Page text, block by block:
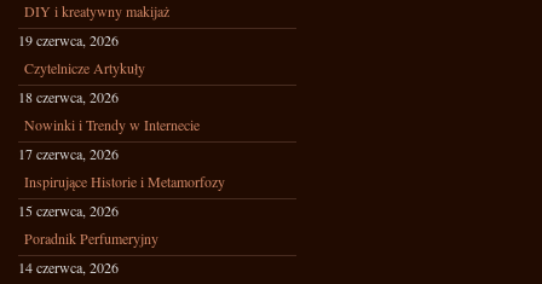
DIY i kreatywny makijaż
19 czerwca, 2026
Czytelnicze Artykuły
18 czerwca, 2026
Nowinki i Trendy w Internecie
17 czerwca, 2026
Inspirujące Historie i Metamorfozy
15 czerwca, 2026
Poradnik Perfumeryjny
14 czerwca, 2026